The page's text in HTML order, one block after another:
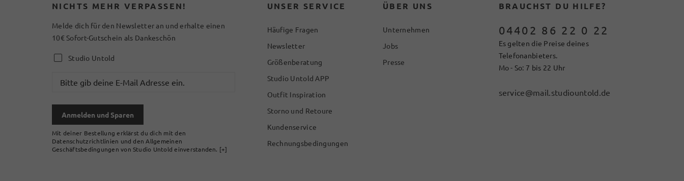
NICHTS MEHR VERPASSEN!
Melde dich für den Newsletter an und erhalte einen
10€ Sofort-Gutschein als Dankeschön
Studio Untold
Anmelden und Sparen
Mit deiner Bestellung erklärst du dich mit den
Datenschutzrichtlinien und den Allgemeinen
Geschäftsbedingungen von Studio Untold einverstanden. [+]
UNSER SERVICE
Häufige Fragen
Newsletter
Größenberatung
Studio Untold APP
Outfit Inspiration
Storno und Retoure
Kundenservice
Rechnungsbedingungen
ÜBER UNS
Unternehmen
Jobs
Presse
BRAUCHST DU HILFE?
04402 86 22 0 22
Es gelten die Preise deines
Telefonanbieters.
Mo - So: 7 bis 22 Uhr
service@mail.studiountold.de